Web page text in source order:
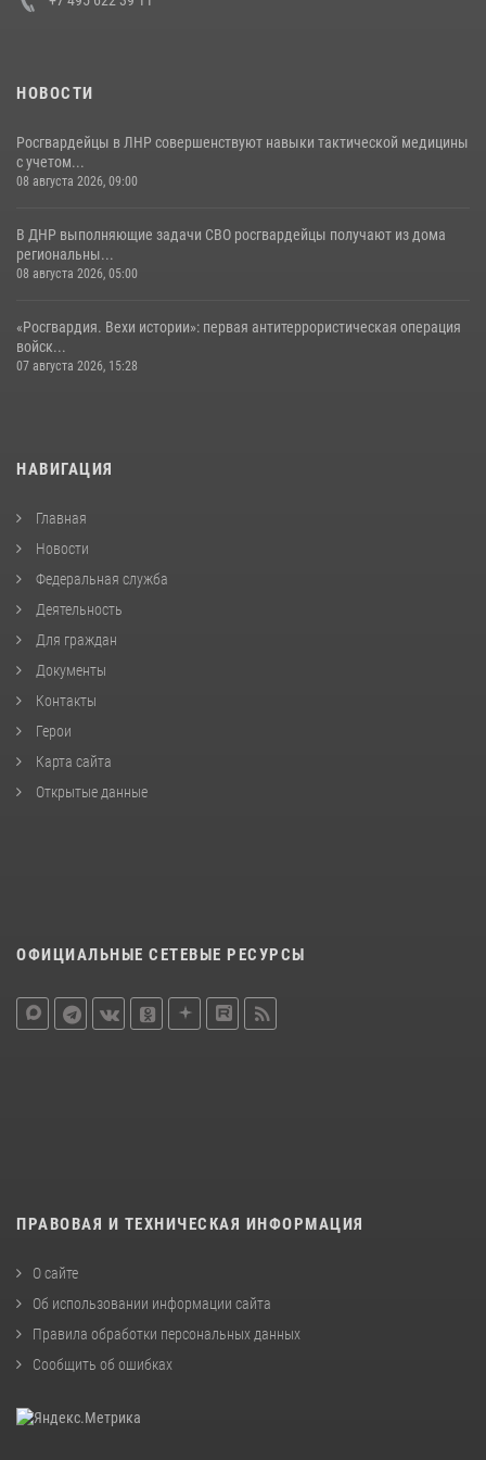
НОВОСТИ
Росгвардейцы в ЛНР совершенствуют навыки тактической медицины
с учетом...
08 августа 2026, 09:00
В ДНР выполняющие задачи СВО росгвардейцы получают из дома
региональны...
08 августа 2026, 05:00
«Росгвардия. Вехи истории»: первая антитеррористическая операция
войск...
07 августа 2026, 15:28
НАВИГАЦИЯ
Главная
Новости
Федеральная служба
Деятельность
Для граждан
Документы
Контакты
Герои
Карта сайта
Открытые данные
ОФИЦИАЛЬНЫЕ СЕТЕВЫЕ РЕСУРСЫ
ПРАВОВАЯ И ТЕХНИЧЕСКАЯ ИНФОРМАЦИЯ
О сайте
Об использовании информации сайта
Правила обработки персональных данных
Сообщить об ошибках